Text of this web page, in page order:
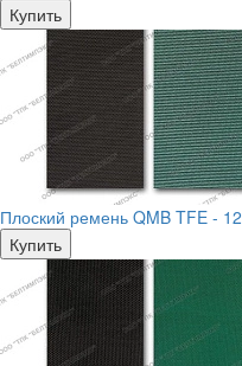
Купить
Плоский ремень QMB TFE - 12
Купить